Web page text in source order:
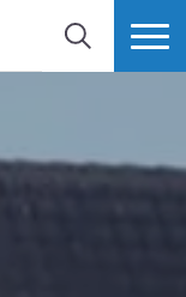
SEARCH VER MAIS